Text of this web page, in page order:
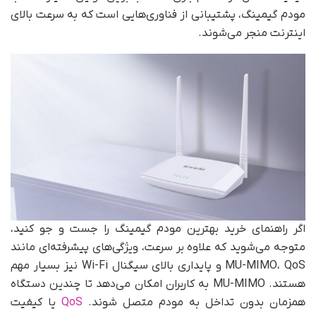
مودم گیمینگ، پشتیبانی از فناوری‌هایی است که به سرعت بالای
اینترنت منجر می‌شوند.
اگر راهنمای خرید بهترین مودم گیمینگ را جست و جو کنید،
متوجه می‌شوید که علاوه بر سرعت، ویژگی‌های پیشرفته‌ای مانند
MU-MIMO، QoS و پایداری بالای سیگنال Wi-Fi نیز بسیار مهم
هستند. MU-MIMO به کاربران امکان می‌دهد تا چندین دستگاه
همزمان بدون تداخل به مودم متصل شوند. QoS یا کیفیت